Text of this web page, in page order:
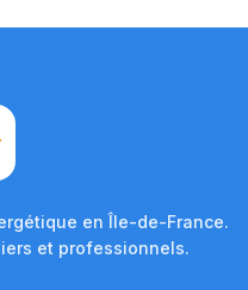
en Île-de-France.
et professionnels.